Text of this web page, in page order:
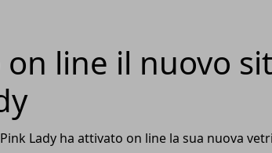
line il nuovo
Lady ha attivato on line la sua nuova